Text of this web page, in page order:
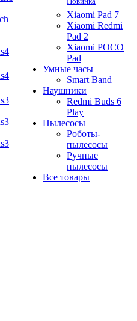
Xiaomi Pad 7
Xiaomi Redmi
Pad 2
Xiaomi POCO
Pad
Умные часы
Smart Band
Наушники
Redmi Buds 6
Play
Пылесосы
Роботы-
пылесосы
Ручные
пылесосы
Все товары